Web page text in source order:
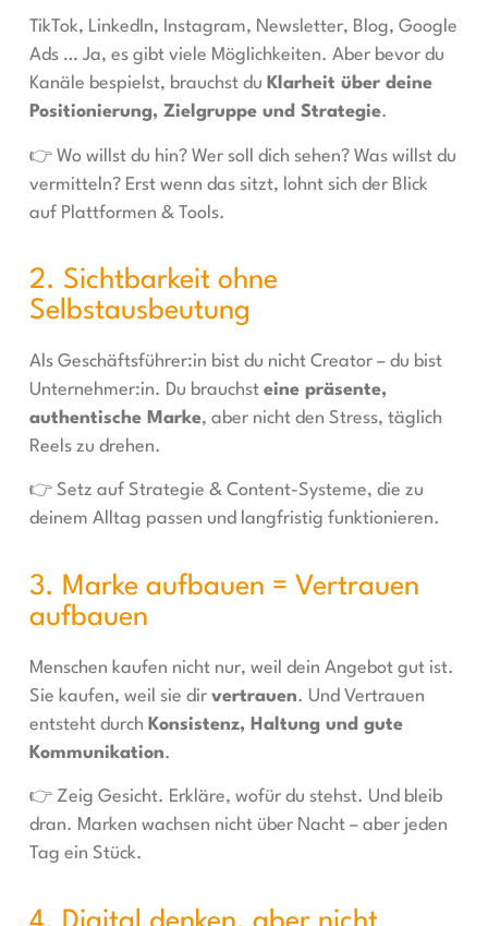
TikTok, LinkedIn, Instagram, Newsletter, Blog, Google
Ads … Ja, es gibt viele Möglichkeiten. Aber bevor du
Kanäle bespielst, brauchst duKlarheit über deine
Positionierung, Zielgruppe und Strategie.
👉 Wo willst du hin? Wer soll dich sehen? Was willst du
vermitteln? Erst wenn das sitzt, lohnt sich der Blick
auf Plattformen & Tools.
2. Sichtbarkeit ohne
Selbstausbeutung
Als Geschäftsführer:in bist du nicht Creator – du bist
Unternehmer:in. Du brauchsteine präsente,
authentische Marke, aber nicht den Stress, täglich
Reels zu drehen.
👉 Setz auf Strategie & Content-Systeme, die zu
deinem Alltag passen und langfristig funktionieren.
3. Marke aufbauen = Vertrauen
aufbauen
Menschen kaufen nicht nur, weil dein Angebot gut ist.
Sie kaufen, weil sie dirvertrauen. Und Vertrauen
entsteht durch Konsistenz, Haltung und gute
Kommunikation.
👉 Zeig Gesicht. Erkläre, wofür du stehst. Und bleib
dran. Marken wachsen nicht über Nacht – aber jeden
Tag ein Stück.